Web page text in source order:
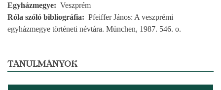
Egyházmegye
Veszprém
Róla szóló bibliográfia
Pfeiffer János: A veszprémi
egyházmegye történeti névtára. München, 1987. 546. o.
TANULMÁNYOK